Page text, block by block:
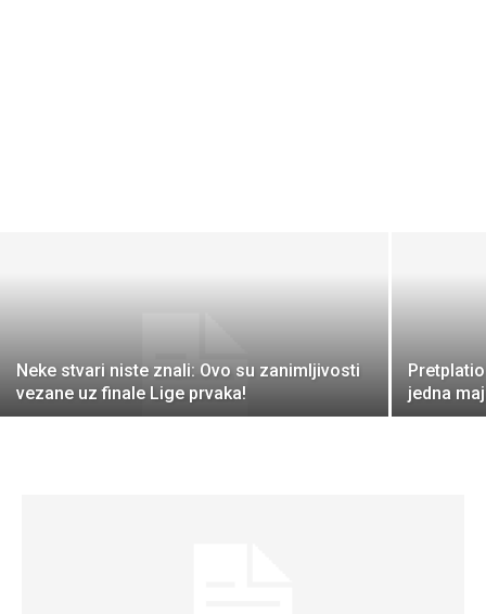
Neke stvari niste znali: Ovo su zanimljivosti
vezane uz finale Lige prvaka!
jedna